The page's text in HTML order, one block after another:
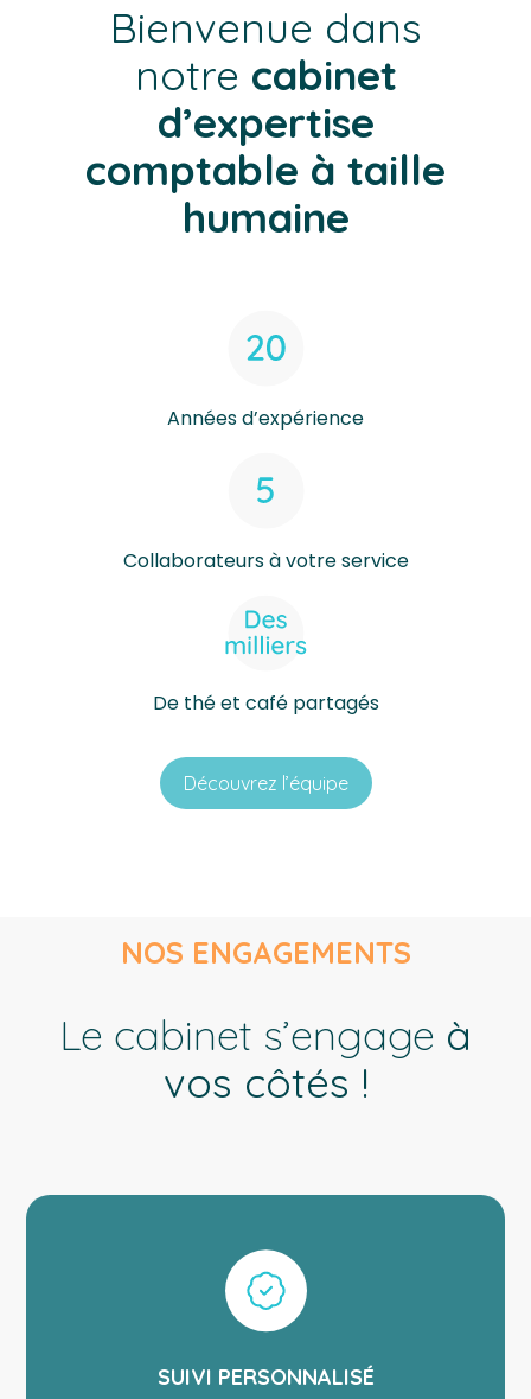
Bienvenue dans
notre cabinet
d’expertise
comptable à taille
humaine
Années d’expérience
Collaborateurs à votre service
De thé et café partagés
Découvrez l’équipe
NOS ENGAGEMENTS
Le cabinet s’engage à
vos côtés !
SUIVI PERSONNALISÉ